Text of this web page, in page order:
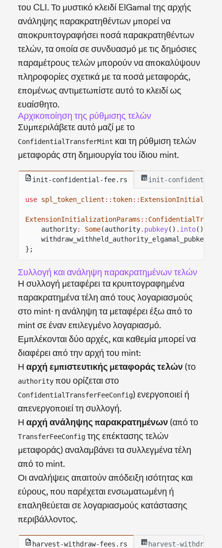
του CLI. Το μυστικό κλειδί ElGamal της αρχής
ανάληψης παρακρατηθέντων μπορεί να
αποκρυπτογραφήσει ποσά παρακρατηθέντων
τελών, τα οποία σε συνδυασμό με τις δημόσιες
παραμέτρους τελών μπορούν να αποκαλύψουν
πληροφορίες σχετικά με τα ποσά μεταφοράς,
επομένως αντιμετωπίστε αυτό το κλειδί ως
ευαίσθητο.
Αρχικοποίηση της ρύθμισης τελών
Συμπεριλάβετε αυτό μαζί με το
ConfidentialTransferMint και τη ρύθμιση τελών
μεταφοράς στη δημιουργία του ίδιου mint.
init-confidential-fee.rs init-confidential-
use spl_token_client ::token::
ExtensionInitializationParams ::
authority: Some(authority. pubkey() . into()),
withdraw_withheld_authority_elgamal_pubkey
};
Συλλογή και ανάληψη παρακρατημένων τελών
Η συλλογή μεταφέρει τα κρυπτογραφημένα
παρακρατημένα τέλη από τους λογαριασμούς
στο mint· η ανάληψη τα μεταφέρει έξω από το
mint σε έναν επιλεγμένο λογαριασμό.
Εμπλέκονται δύο αρχές, και καθεμία μπορεί να
διαφέρει από την αρχή του mint:
Η αρχή εμπιστευτικής μεταφοράς τελών(το
authority που ορίζεται στο
ConfidentialTransferFeeConfig) ενεργοποιεί ή
απενεργοποιεί τη συλλογή.
Η αρχή ανάληψης παρακρατημένων(από το
TransferFeeConfig της επέκτασης τελών
μεταφοράς) αναλαμβάνει τα συλλεγμένα τέλη
από το mint.
Οι αναλήψεις απαιτούν απόδειξη ισότητας και
εύρους, που παρέχεται ενσωματωμένη ή
επαληθεύεται σε λογαριασμούς κατάστασης
περιβάλλοντος.
harvest-withdraw-fees.rs harvest-withdraw-